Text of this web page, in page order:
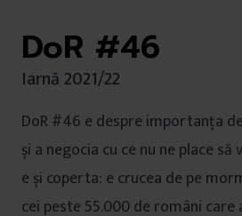
DoR #46
Iarnă 2021/22
DoR #46 e despre importanța
și a negocia cu ce nu ne place să
e și coperta: e crucea de pe
cei peste 55.000 de români care